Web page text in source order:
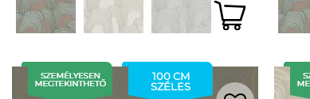
100 CM
SZÉLES